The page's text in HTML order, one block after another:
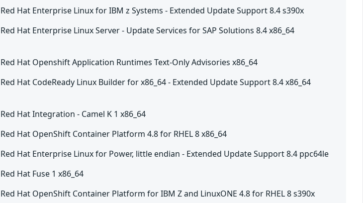
Red Hat Enterprise Linux for IBM z Systems - Extended Update Support 8.4 s390x
Red Hat Enterprise Linux Server - Update Services for SAP Solutions 8.4 x86_64
Red Hat Openshift Application Runtimes Text-Only Advisories x86_64
Red Hat CodeReady Linux Builder for x86_64 - Extended Update Support 8.4 x86_64
Red Hat Integration - Camel K 1 x86_64
Red Hat OpenShift Container Platform 4.8 for RHEL 8 x86_64
Red Hat Enterprise Linux for Power, little endian - Extended Update Support 8.4 ppc64le
Red Hat Fuse 1 x86_64
Red Hat OpenShift Container Platform for IBM Z and LinuxONE 4.8 for RHEL 8 s390x